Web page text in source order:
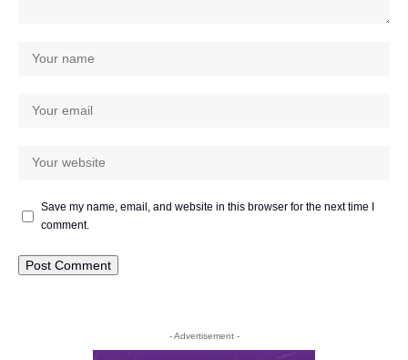
Save my name, email, and website in this browser for the next time I
comment.
- Advertisement -